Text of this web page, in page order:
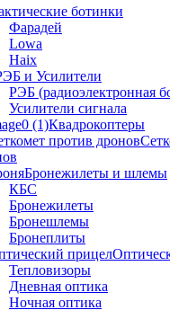
ботинки
Фарадей
Lowa
Haix
и Усилители
РЭБ (радиоэлектронная
Усилители сигнала
Квадрокоптеры
Бронежилеты и шлемы
КБС
Бронежилеты
Бронешлемы
Бронеплиты
Тепловизоры
Дневная оптика
Ночная оптика